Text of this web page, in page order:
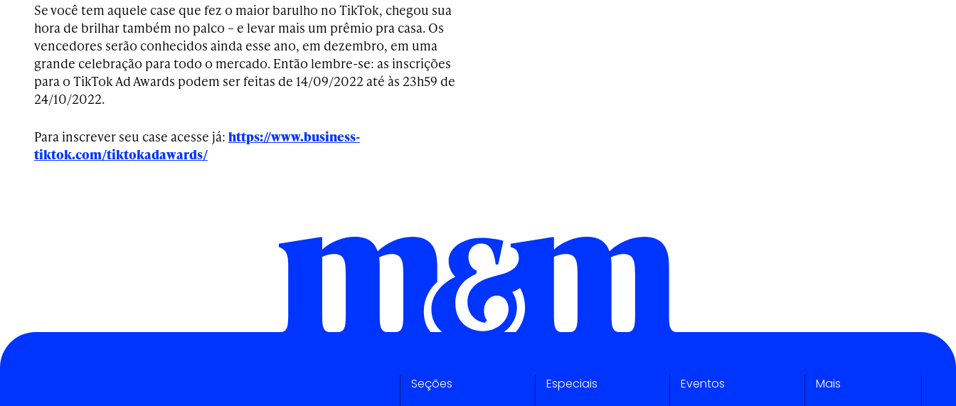
Se você tem aquele case que fez o maior barulho no TikTok, chegou sua
hora de brilhar também no palco – e levar mais um prêmio pra casa. Os
vencedores serão conhecidos ainda esse ano, em dezembro, em uma
grande celebração para todo o mercado. Então lembre-se: as inscrições
para o TikTok Ad Awards podem ser feitas de 14/09/2022 até às 23h59 de
24/10/2022.
Para inscrever seu case acesse já: https://www.business-
tiktok.com/tiktokadawards/
Seções Especiais Eventos Mais